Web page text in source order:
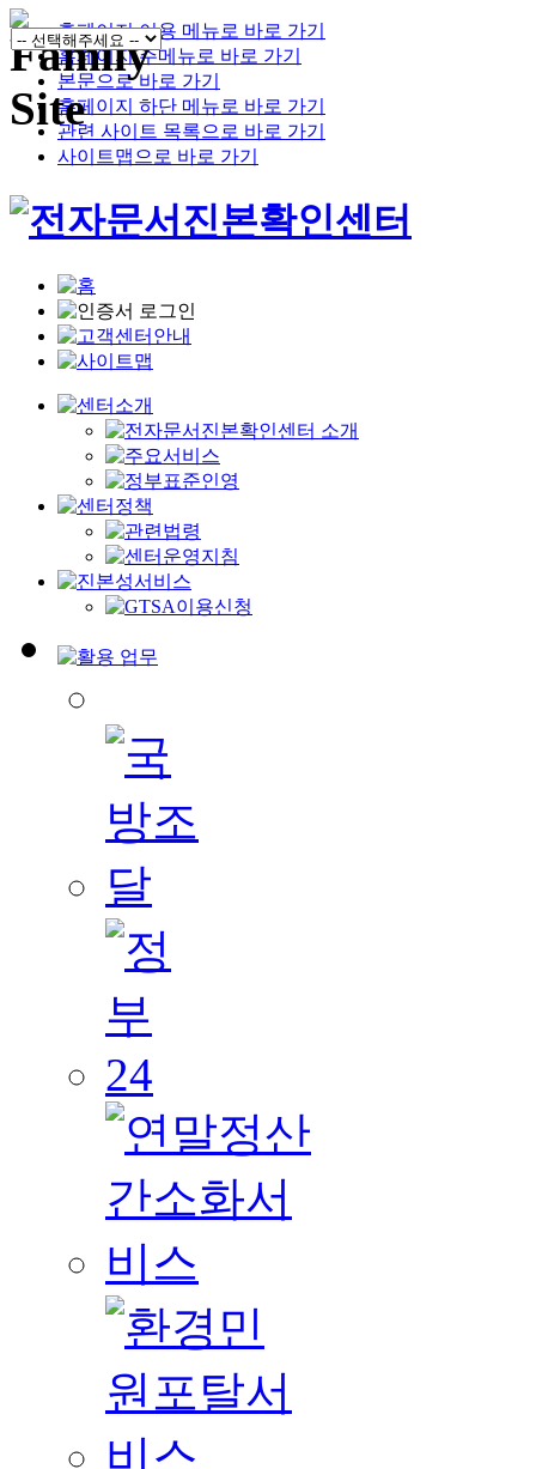
홈페이지 이용 메뉴로 바로 가기
홈페이지 주메뉴로 바로 가기
본문으로 바로 가기
홈페이지 하단 메뉴로 바로 가기
관련 사이트 목록으로 바로 가기
사이트맵으로 바로 가기